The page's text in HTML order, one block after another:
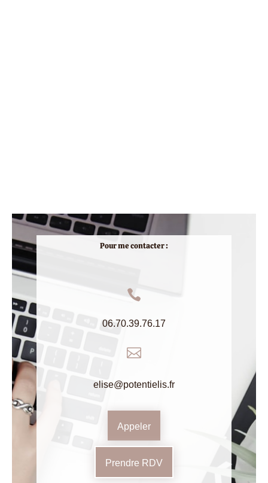
Pour me contacter :

06.70.39.76.17

elise@potentielis.fr
Appeler
Prendre RDV